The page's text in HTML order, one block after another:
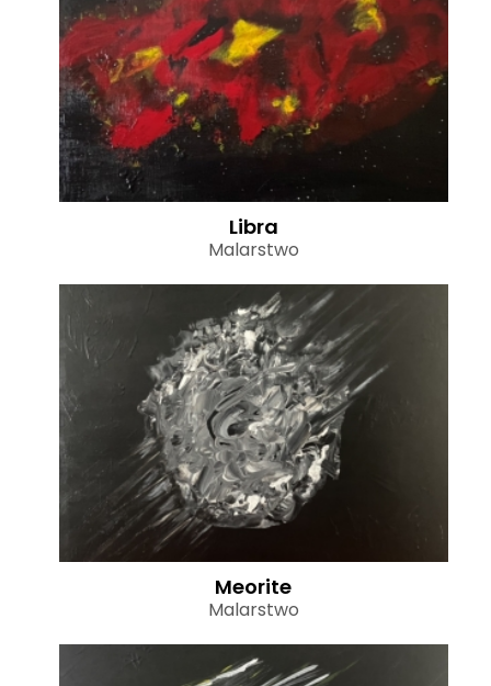
Libra
Malarstwo
Meorite
Malarstwo